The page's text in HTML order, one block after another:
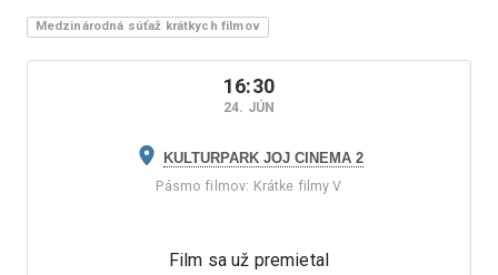
Medzinárodná súťaž krátkych filmov
16:30
24. JÚN
KULTURPARK JOJ CINEMA 2
Pásmo filmov: Krátke filmy V
Film sa už premietal